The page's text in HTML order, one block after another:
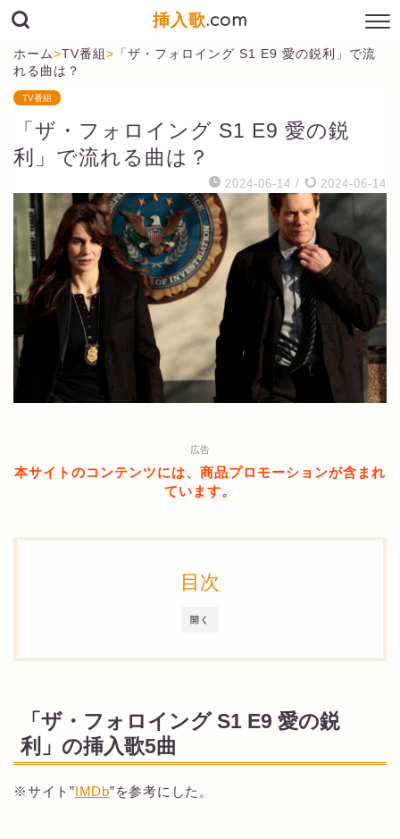
挿入歌.com
ホーム>TV番組> 「ザ・フォロイング S1 E9 愛の鋭利」で流
れる曲は？
TV番組
「ザ・フォロイング S1 E9 愛の鋭
利」で流れる曲は？
2024-06-14 / 2024-06-14
広告
本サイトのコンテンツには、商品プロモーションが含まれ
ています。
開く
目次
「ザ・フォロイング S1 E9 愛の鋭
利」の挿入歌5曲
※サイト”IMDb”を参考にした。